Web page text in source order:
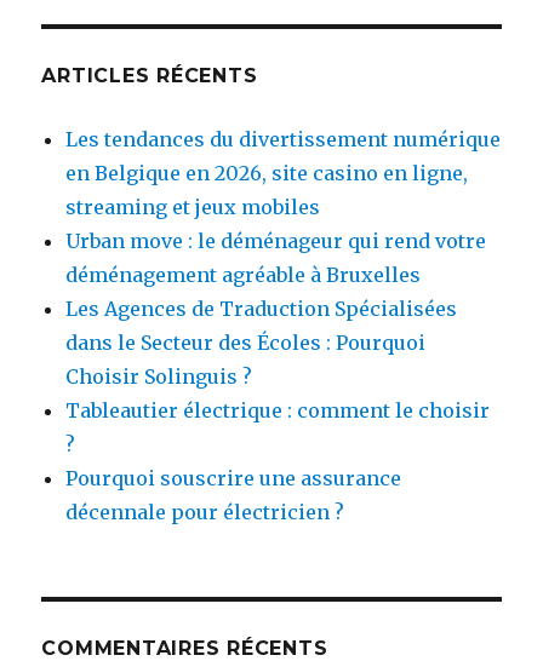
ARTICLES RÉCENTS
Les tendances du divertissement numérique
en Belgique en 2026, site casino en ligne,
streaming et jeux mobiles
Urban move : le déménageur qui rend votre
déménagement agréable à Bruxelles
Les Agences de Traduction Spécialisées
dans le Secteur des Écoles : Pourquoi
Choisir Solinguis ?
Tableautier électrique : comment le choisir
?
Pourquoi souscrire une assurance
décennale pour électricien ?
COMMENTAIRES RÉCENTS